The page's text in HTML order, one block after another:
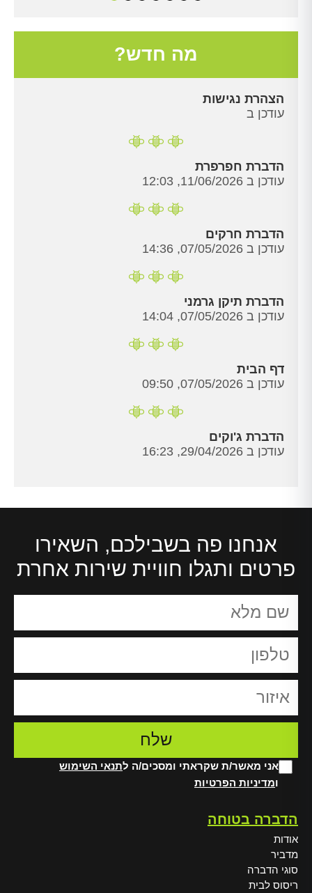
מה חדש?
הצהרת נגישות
עודכן ב
הדברת חפרפרת
עודכן ב 11/06/2026, 12:03
הדברת חרקים
עודכן ב 07/05/2026, 14:36
הדברת תיקן גרמני
עודכן ב 07/05/2026, 14:04
דף הבית
עודכן ב 07/05/2026, 09:50
הדברת ג'וקים
עודכן ב 29/04/2026, 16:23
אנחנו פה בשבילכם, השאירו
פרטים ותגלו חוויית שירות אחרת
אני מאשר/ת שקראתי ומסכים/ה לתנאי השימוש
ומדיניות הפרטיות
הדברה בטוחה
אודות
מדביר
סוגי הדברה
ריסוס לבית